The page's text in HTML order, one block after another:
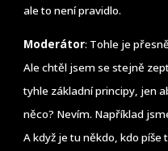
ale to není pravidlo.
Moderátor: Tohle je
Ale chtěl jsem se stejně
tyhle základní principy, jen
něco? Nevím. Například
A když je tu někdo, kdo